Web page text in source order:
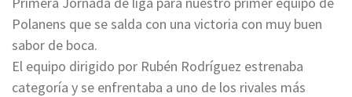
Polanens que se salda con una victoria con muy buen
sabor de boca.
El equipo dirigido por Rubén Rodríguez estrenaba
categoría y se enfrentaba a uno de los rivales más